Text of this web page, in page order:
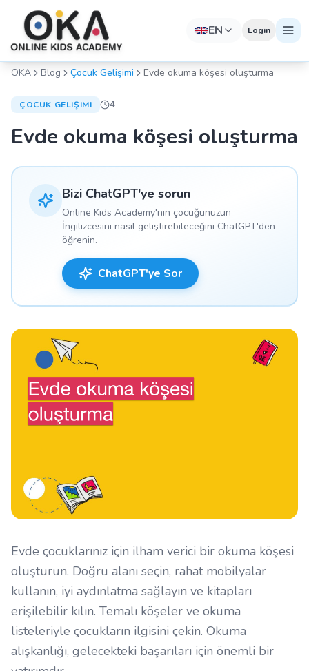
EN Login
OKA Blog Çocuk Gelişimi Evde okuma köşesi oluşturma
ÇOCUK GELIŞIMI 4
Evde okuma köşesi oluşturma
Bizi ChatGPT'ye sorun
Online Kids Academy'nin çocuğunuzun
İngilizcesini nasıl geliştirebileceğini ChatGPT'den
öğrenin.
ChatGPT'ye Sor
Evde çocuklarınız için ilham verici bir okuma köşesi
oluşturun. Doğru alanı seçin, rahat mobilyalar
kullanın, iyi aydınlatma sağlayın ve kitapları
erişilebilir kılın. Temalı köşeler ve okuma
listeleriyle çocukların ilgisini çekin. Okuma
alışkanlığı, gelecekteki başarıları için önemli bir